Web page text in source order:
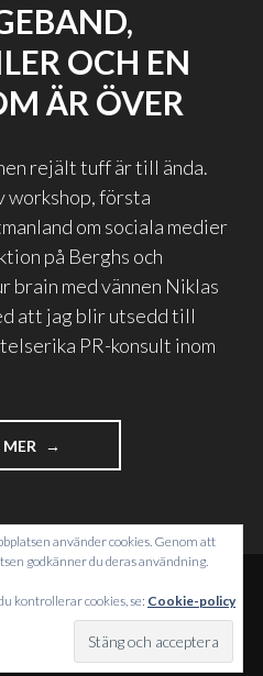
OCH EN
ÄR ÖVER
rejält tuff är till ända.
workshop, första
om sociala medier
på Berghs och
brain med vännen Niklas
att jag blir utsedd till
PR-konsult inom
MER
"GARAGEBAND,
MASTERFILER
VECKA
SOM
ÖVER"
WORDPRESS.COM.
använder cookies. Genom att
godkänner du deras användning.
kontrollerar cookies, se: Cookie-policy